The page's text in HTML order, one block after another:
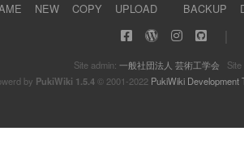
NEW COPY UPLOAD BACKUP
Site admin: 一般社団法人 芸術工学会 Site
by PukiWiki 1.5.4© 2001-2022 PukiWiki Development